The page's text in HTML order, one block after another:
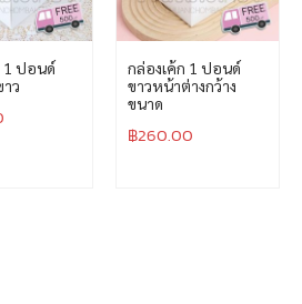
1 ปอนด์
ว
กล่องเค้ก 1 ปอนด์
ขาวหน้าต่างกว้าง
ขนาด
฿260.00